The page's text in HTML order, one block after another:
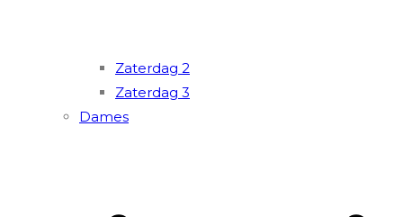
Zaterdag 2
Zaterdag 3
Dames